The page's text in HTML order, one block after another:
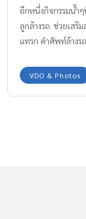
อีกหนึ่งกิจกรรมน้ำ
ลูกล้างรถ ช่วยเสริ
แทรก คำศัพท์ล้างร
VDO & Photos